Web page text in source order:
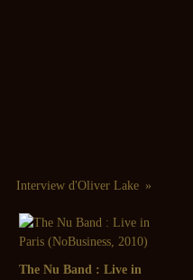
Interview d'Oliver Lake
The Nu Band : Live in